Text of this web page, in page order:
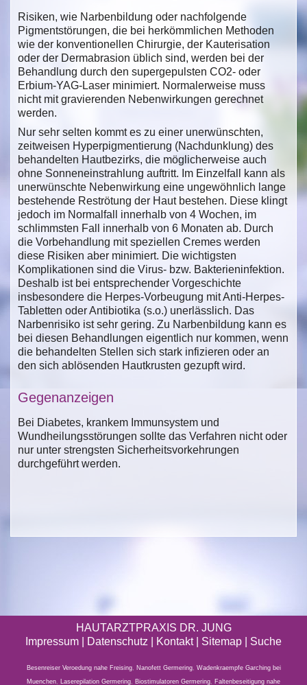
Risiken, wie Narbenbildung oder nachfolgende
Pigmentstörungen, die bei herkömmlichen Methoden
wie der konventionellen Chirurgie, der Kauterisation
oder der Dermabrasion üblich sind, werden bei der
Behandlung durch den supergepulsten CO2- oder
Erbium-YAG-Laser minimiert. Normalerweise muss
nicht mit gravierenden Nebenwirkungen gerechnet
werden.
Nur sehr selten kommt es zu einer unerwünschten,
zeitweisen Hyperpigmentierung (Nachdunklung) des
behandelten Hautbezirks, die möglicherweise auch
ohne Sonneneinstrahlung auftritt. Im Einzelfall kann als
unerwünschte Nebenwirkung eine ungewöhnlich lange
bestehende Reströtung der Haut bestehen. Diese klingt
jedoch im Normalfall innerhalb von 4 Wochen, im
schlimmsten Fall innerhalb von 6 Monaten ab. Durch
die Vorbehandlung mit speziellen Cremes werden
diese Risiken aber minimiert. Die wichtigsten
Komplikationen sind die Virus- bzw. Bakterieninfektion.
Deshalb ist bei entsprechender Vorgeschichte
insbesondere die Herpes-Vorbeugung mit Anti-Herpes-
Tabletten oder Antibiotika (s.o.) unerlässlich. Das
Narbenrisiko ist sehr gering. Zu Narbenbildung kann es
bei diesen Behandlungen eigentlich nur kommen, wenn
die behandelten Stellen sich stark infizieren oder an
den sich ablösenden Hautkrusten gezupft wird.
Gegenanzeigen
Bei Diabetes, krankem Immunsystem und
Wundheilungsstörungen sollte das Verfahren nicht oder
nur unter strengsten Sicherheitsvorkehrungen
durchgeführt werden.
HAUTARZTPRAXIS DR. JUNG
Impressum
Datenschutz | Kontakt | Sitemap Suche
Besenreiser Veroedung nahe Freising, Nanofett Germering, Wadenkraempfe Garching bei
Muenchen, Laserepilation Germering, Biostimulatoren Germering, Faltenbeseitigung nahe